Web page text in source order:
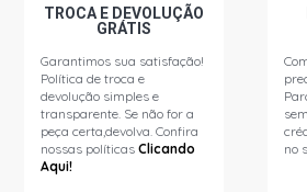
TROCA E DEVOLUÇÃO
GRÁTIS
Garantimos sua satisfação!
Política de troca e
devolução simples e
transparente. Se não for a
peça certa,devolva. Confira
nossas políticasClicando
Aqui!
no